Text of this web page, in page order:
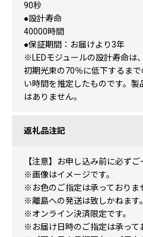
90秒
●設計寿命
40000時間
●保証期間：お届けより3年
※LEDモジュールの設計寿命は
初期光束の70％に低下するま
い時間を推定したものです。
はありません。
返礼品注記
【注意】お申し込み前に必ずご
※画像はイメージです。
※お色のご指定は承っておりま
※離島への発送は致しかねます。
※オンライン決済限定です。
※お届け日時のご指定は承って